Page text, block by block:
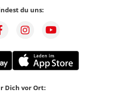
du uns:
Dich vor Ort: